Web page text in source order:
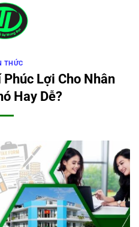
THỨC
Lợi Cho Nhân
Hay Dễ?